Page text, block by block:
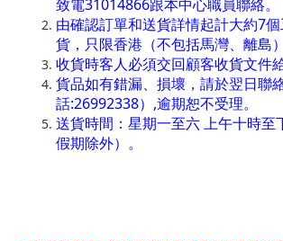
致電31014866跟本中心職員聯絡。
由確認訂單和送貨詳情起計大約7
貨，只限香港（不包括馬灣、離島）
收貨時客人必須交回顧客收貨文件
貨品如有錯漏、損壞，請於翌日聯
話:26992338）,逾期恕不受理。
送貨時間：星期一至六 上午十時至
假期除外）。